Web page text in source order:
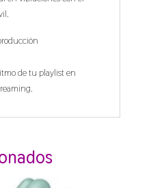
de tu playlist en